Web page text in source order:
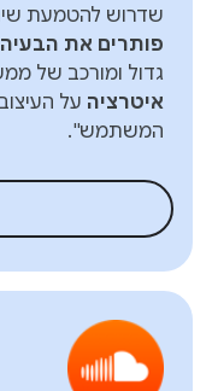
שדרוש להטמעת
פותרים את הבעיה
גדול ומורכב של
איטרציה על
המשתמש".